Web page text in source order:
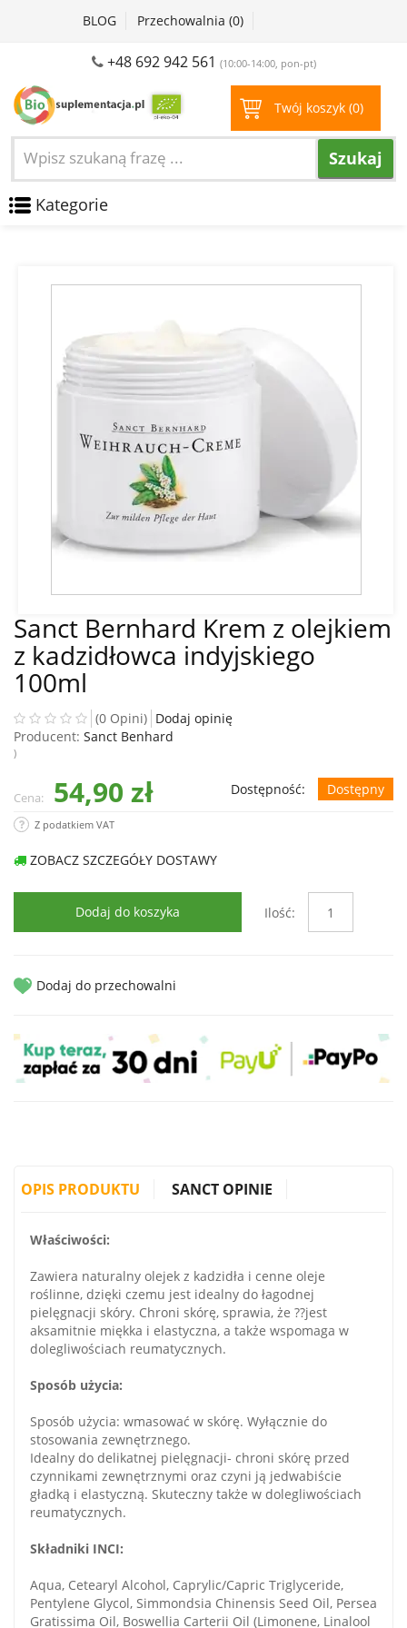
BLOG Przechowalnia (0)
+48 692 942 561 (10:00-14:00, pon-pt)
Twój koszyk (0)
Szukaj
Kategorie
Sanct Bernhard Krem z olejkiem
z kadzidłowca indyjskiego
100ml
(0 Opini) Dodaj opinię
Producent: Sanct Benhard
)
Cena: 54,90 zł Dostępność: Dostępny
Z podatkiem VAT
ZOBACZ SZCZEGÓŁY DOSTAWY
Dodaj do koszyka Ilość:
Dodaj do przechowalni
OPIS PRODUKTU SANCT OPINIE
Właściwości:
Zawiera naturalny olejek z kadzidła i cenne oleje
roślinne, dzięki czemu jest idealny do łagodnej
pielęgnacji skóry. Chroni skórę, sprawia, że ??jest
aksamitnie miękka i elastyczna, a także wspomaga w
dolegliwościach reumatycznych.
Sposób użycia:
Sposób użycia: wmasować w skórę. Wyłącznie do
stosowania zewnętrznego.
Idealny do delikatnej pielęgnacji- chroni skórę przed
czynnikami zewnętrznymi oraz czyni ją jedwabiście
gładką i elastyczną. Skuteczny także w dolegliwościach
reumatycznych.
Składniki INCI:
Aqua, Cetearyl Alcohol, Caprylic/Capric Triglyceride,
Pentylene Glycol, Simmondsia Chinensis Seed Oil, Persea
Gratissima Oil, Boswellia Carterii Oil (Limonene, Linalool